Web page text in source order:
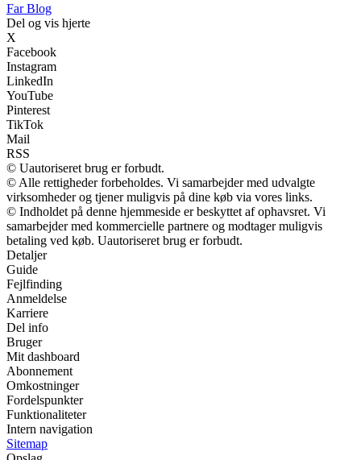
Far Blog
Del og vis hjerte
X
Facebook
Instagram
LinkedIn
YouTube
Pinterest
TikTok
Mail
RSS
© Uautoriseret brug er forbudt.
© Alle rettigheder forbeholdes. Vi samarbejder med udvalgte
virksomheder og tjener muligvis på dine køb via vores links.
© Indholdet på denne hjemmeside er beskyttet af ophavsret. Vi
samarbejder med kommercielle partnere og modtager muligvis
betaling ved køb. Uautoriseret brug er forbudt.
Detaljer
Guide
Fejlfinding
Anmeldelse
Karriere
Del info
Bruger
Mit dashboard
Abonnement
Omkostninger
Fordelspunkter
Funktionaliteter
Intern navigation
Sitemap